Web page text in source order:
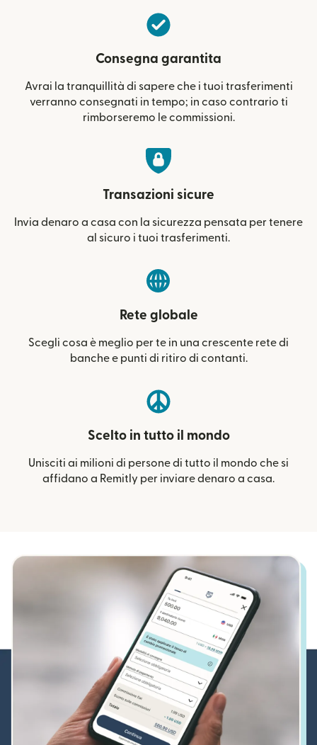
Consegna garantita
Avrai la tranquillità di sapere che i tuoi trasferimenti
verranno consegnati in tempo; in caso contrario ti
rimborseremo le commissioni.
Transazioni sicure
Invia denaro a casa con la sicurezza pensata per tenere
al sicuro i tuoi trasferimenti.
Rete globale
Scegli cosa è meglio per te in una crescente rete di
banche e punti di ritiro di contanti.
Scelto in tutto il mondo
Unisciti ai milioni di persone di tutto il mondo che si
affidano a Remitly per inviare denaro a casa.